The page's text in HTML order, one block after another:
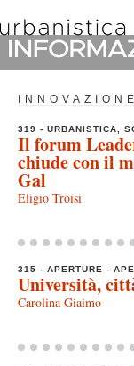
319 - URBANISTICA,
Il forum
chiude con il
Gal
Eligio Troisi
315 - APERTURE -
Università,
Carolina Giaimo